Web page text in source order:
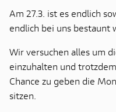
Am 27.3. ist es endlich
endlich bei uns bestaunt
Wir versuchen alles um
einzuhalten und
Chance zu geben die
sitzen.